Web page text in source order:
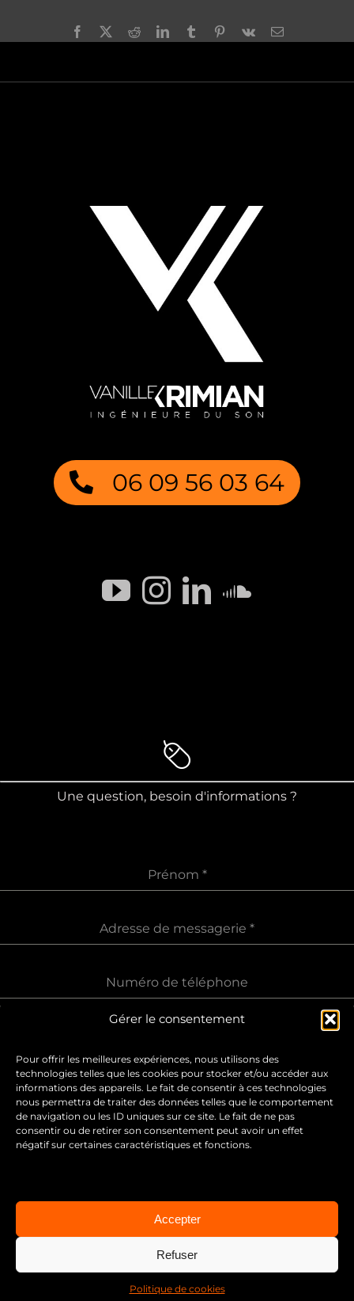
Gérer le consentement
Pour offrir les meilleures expériences, nous utilisons des
technologies telles que les cookies pour stocker et/ou accéder aux
informations des appareils. Le fait de consentir à ces technologies
nous permettra de traiter des données telles que le comportement
de navigation ou les ID uniques sur ce site. Le fait de ne pas
consentir ou de retirer son consentement peut avoir un effet
négatif sur certaines caractéristiques et fonctions.
Accepter
Refuser
Politique de cookies
Facebook
X RedditLinkedInTumblrPinterest
Vk Email
06 09 56 03 64
Une question, besoin d'informations ?
Prénom *
Adresse de messagerie *
Numéro de téléphone
confidentialité